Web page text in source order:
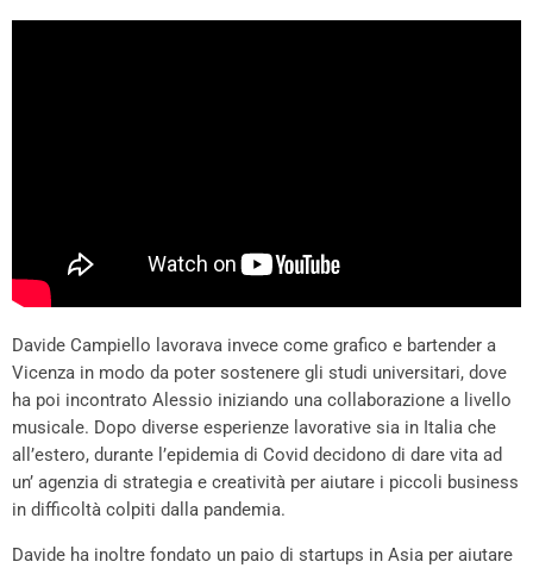
Davide Campiello lavorava invece come grafico e bartender a
Vicenza in modo da poter sostenere gli studi universitari, dove
ha poi incontrato Alessio iniziando una collaborazione a livello
musicale. Dopo diverse esperienze lavorative sia in Italia che
all’estero, durante l’epidemia di Covid decidono di dare vita ad
un’ agenzia di strategia e creatività per aiutare i piccoli business
in difficoltà colpiti dalla pandemia.
Davide ha inoltre fondato un paio di startups in Asia per aiutare